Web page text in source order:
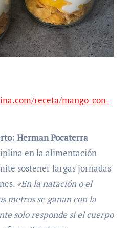
receta/mango-con-
Herman Pocaterra
en la alimentación
sostener largas jornadas
«En la natación o el
metros se ganan con la
solo responde si el cuerpo